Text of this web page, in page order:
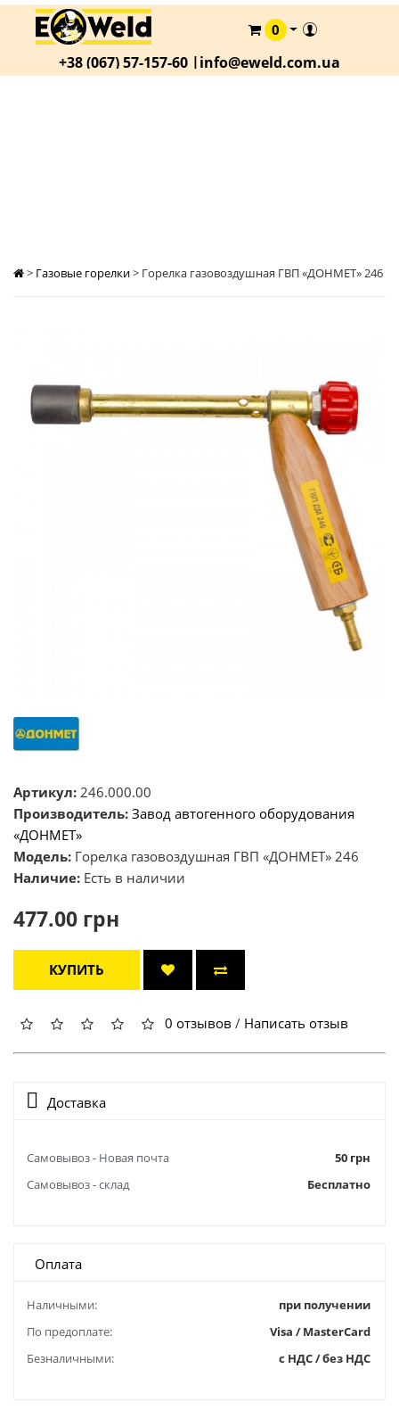
КАТАЛОГ
О
0
+38 (067) 57-157-60 |info@eweld.com.ua
> Газовые горелки> Горелка газовоздушная ГВП «ДОНМЕТ» 246
Артикул: 246.000.00
Производитель: Завод автогенного оборудования
«ДОНМЕТ»
Модель: Горелка газовоздушная ГВП «ДОНМЕТ» 246
Наличие: Есть в наличии
477.00 грн
КУПИТЬ
0 отзывов / Написать отзыв
Доставка
Самовывоз - Новая почта
50 грн
Самовывоз - склад
Бесплатно
Оплата
Наличными:
при получении
По предоплате:
Visa / MasterCard
Безналичными:
с НДС / без НДС